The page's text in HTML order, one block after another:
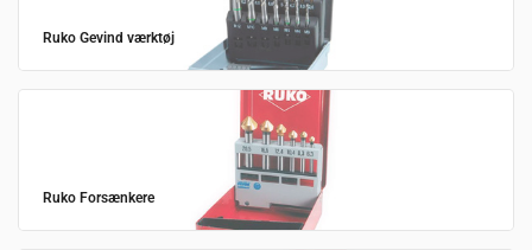
Ruko Gevind værktøj
Ruko Forsænkere